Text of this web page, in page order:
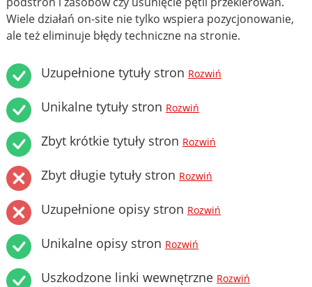
Wiele działań on-site nie tylko wspiera pozycjonowanie,
ale też eliminuje błędy techniczne na stronie.
Uzupełnione tytuły stron Rozwiń
Unikalne tytuły stron Rozwiń
Zbyt krótkie tytuły stron Rozwiń
Zbyt długie tytuły stron Rozwiń
Uzupełnione opisy stron Rozwiń
Unikalne opisy stron Rozwiń
Uszkodzone linki wewnętrzne Rozwiń